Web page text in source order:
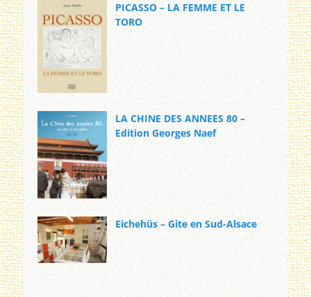
PICASSO – LA FEMME ET LE
TORO
LA CHINE DES ANNEES 80 –
Edition Georges Naef
Eichehüs – Gite en Sud-Alsace